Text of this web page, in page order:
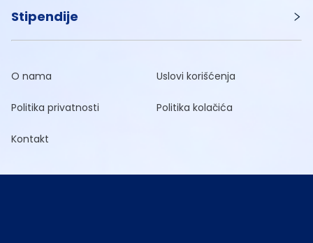
Stipendije
O nama Uslovi korišćenja
Politika privatnosti Politika kolačića
Kontakt